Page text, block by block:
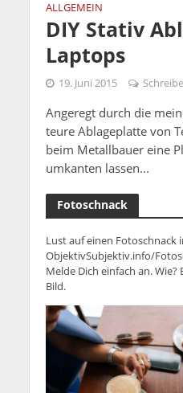
ALLGEMEIN
DIY Stativ
Laptops
19. Juni 2015
Angeregt durch die
teure Ablageplatte von
beim Metallbauer eine
umkanten lassen...
Fotoschnack
Lust auf einen Fotoschnack
ObjektivSubjektiv.info/
Melde Dich einfach an. Wie?
Bild.